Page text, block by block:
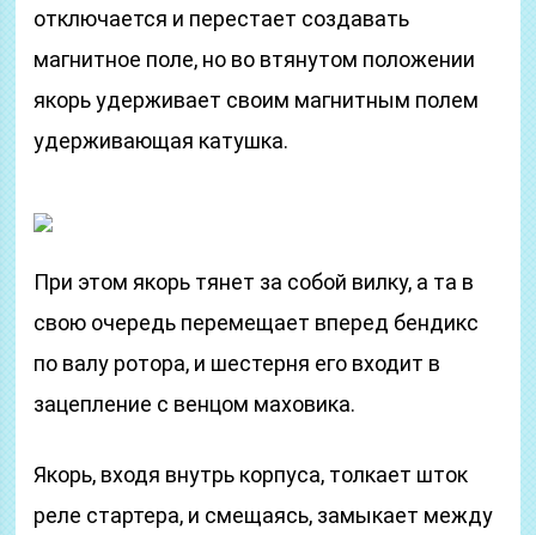
отключается и перестает создавать
магнитное поле, но во втянутом положении
якорь удерживает своим магнитным полем
удерживающая катушка.
При этом якорь тянет за собой вилку, а та в
свою очередь перемещает вперед бендикс
по валу ротора, и шестерня его входит в
зацепление с венцом маховика.
Якорь, входя внутрь корпуса, толкает шток
реле стартера, и смещаясь, замыкает между